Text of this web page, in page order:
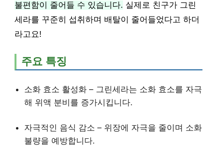
불편함이 줄어들 수 있습니다. 실제로 친구가 그린
세라를 꾸준히 섭취하며 배탈이 줄어들었다고 하더
라고요!
주요 특징
소화 효소 활성화 – 그린세라는 소화 효소를 자극
해 위액 분비를 증가시킵니다.
자극적인 음식 감소 – 위장에 자극을 줄이며 소화
불량을 예방합니다.